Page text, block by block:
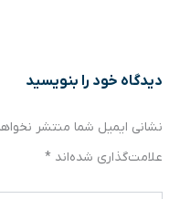
دیدگاه‌ خود را بنویسید
نشانی ایمیل شما منتشر
علامت‌گذاری شده‌اند *